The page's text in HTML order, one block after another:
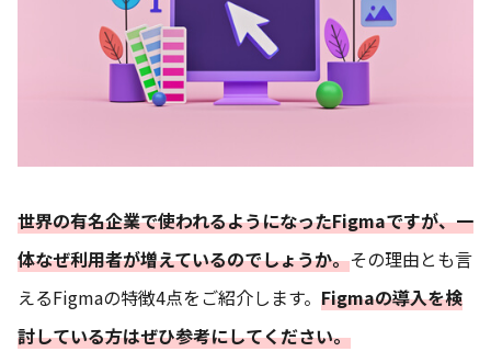
世界の有名企業で使われるようになったFigmaですが、一
体なぜ利用者が増えているのでしょうか。その理由とも言
えるFigmaの特徴4点をご紹介します。 Figmaの導入を検
討している方はぜひ参考にしてください。